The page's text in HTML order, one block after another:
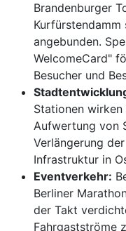
Brandenburger
angebunden.
WelcomeCard"
Besucher und
Stationen
Aufwertung von
Verlängerung
Infrastruktur in
Eventverkehr:
Berliner
der Takt
Fahrgastströme